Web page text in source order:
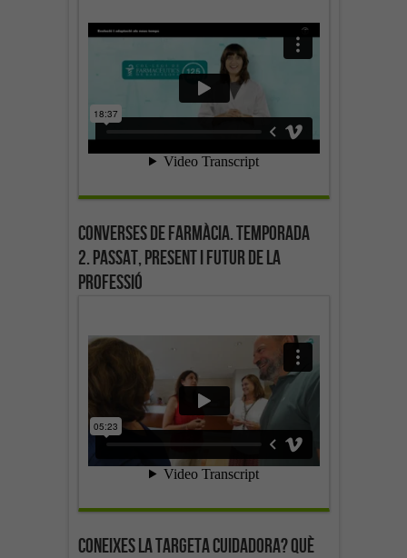
Converses de farmàcia. Temporada
2. Passat, present i futur de la
professió
Coneixes la targeta cuidadora? Què